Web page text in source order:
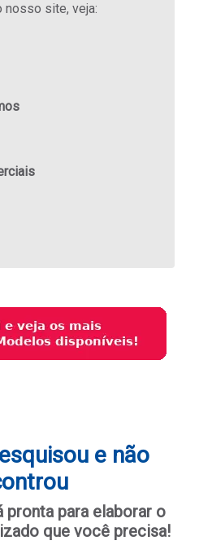
nosso site, veja:
e não
pronta para elaborar o
que você precisa!